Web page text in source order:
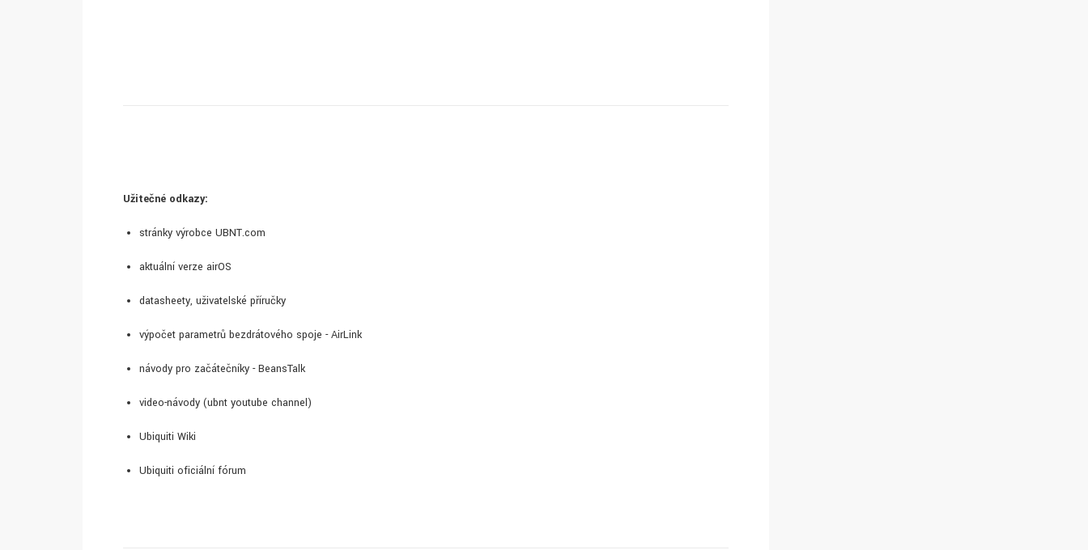
Užitečné odkazy:
stránky výrobce UBNT.com
aktuální verze airOS
datasheety, uživatelské příručky
výpočet parametrů bezdrátového spoje - AirLink
návody pro začátečníky - BeansTalk
video-návody (ubnt youtube channel)
Ubiquiti Wiki
Ubiquiti oficiální fórum